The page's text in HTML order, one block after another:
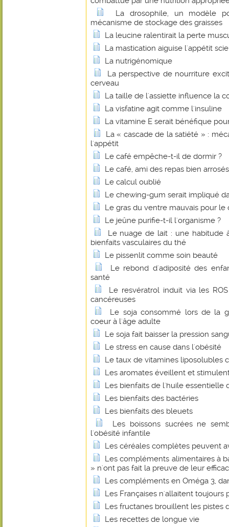
La drosophile, un modèle
mécanisme de stockage des graisses
La leucine ralentirait la perte
La mastication aiguise l'appétit
La nutrigénomique
La perspective de nourriture
cerveau
La taille de l'assiette influence la
La visfatine agit comme l'insuline
La vitamine E serait bénéfique
La « cascade de la satiété » :
l'appétit
Le café empêche-t-il de dormir ?
Le café, ami des repas bien
Le calcul oublié
Le chewing-gum serait impliqué
Le gras du ventre mauvais pour le
Le jeûne purifie-t-il l'organisme ?
Le nuage de lait : une habitude
bienfaits vasculaires du thé
Le pissenlit comme soin beauté
Le rebond d'adiposité des
santé
Le resvératrol induit via les
cancéreuses
Le soja consommé lors de la
coeur à l'âge adulte
Le soja fait baisser la pression
Le stress en cause dans l'obésité
Le taux de vitamines liposolubles
Les aromates éveillent et
Les bienfaits de l'huile essentielle
Les bienfaits des bactéries
Les bienfaits des bleuets
Les boissons sucrées ne
l'obésité infantile
Les céréales complètes peuvent
Les compléments alimentaires à
» n'ont pas fait la preuve de leur
Les compléments en Oméga 3,
Les Françaises n'allaitent toujours
Les fructanes brouillent les pistes
Les recettes de longue vie